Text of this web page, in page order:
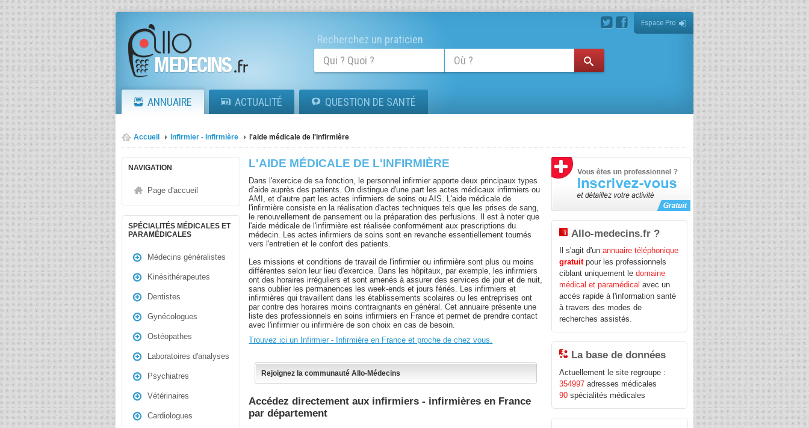
Espace Pro
Recherchez un praticien
ANNUAIRE ACTUALITÉ QUESTION DE SANTÉ
Accueil Infirmier - Infirmière l'aide médicale de l'infirmière
NAVIGATION
Page d'accueil
SPÉCIALITÉS MÉDICALES ET
PARAMÉDICALES
Médecins généralistes
Kinésithérapeutes
Dentistes
Gynécologues
Ostéopathes
Laboratoires d'analyses
Psychiatres
Vétérinaires
Cardiologues
L'AIDE MÉDICALE DE L'INFIRMIÈRE
Dans l'exercice de sa fonction, le personnel infirmier apporte deux principaux types
d'aide auprès des patients. On distingue d'une part les actes médicaux infirmiers ou
AMI, et d'autre part les actes infirmiers de soins ou AIS. L'aide médicale de
l'infirmière consiste en la réalisation d'actes techniques tels que les prises de sang,
le renouvellement de pansement ou la préparation des perfusions. Il est à noter que
l'aide médicale de l'infirmière est réalisée conformément aux prescriptions du
médecin. Les actes infirmiers de soins sont en revanche essentiellement tournés
vers l'entretien et le confort des patients.
Les missions et conditions de travail de l'infirmier ou infirmière sont plus ou moins
différentes selon leur lieu d'exercice. Dans les hôpitaux, par exemple, les infirmiers
ont des horaires irréguliers et sont amenés à assurer des services de jour et de nuit,
sans oublier les permanences les week-ends et jours fériés. Les infirmiers et
infirmières qui travaillent dans les établissements scolaires ou les entreprises ont
par contre des horaires moins contraignants en général. Cet annuaire présente une
liste des professionnels en soins infirmiers en France et permet de prendre contact
avec l'infirmier ou infirmière de son choix en cas de besoin.
Trouvez ici un Infirmier - Infirmière en France et proche de chez vous.
Rejoignez la communauté Allo-Médecins
Accédez directement aux infirmiers - infirmières en France
par département
Allo-medecins.fr ?
Il s'agit d'unannuaire téléphonique
gratuitpour les professionnels
ciblant uniquement ledomaine
médical et paramédical avec un
accès rapide à l'information santé
à travers des modes de
recherches assistés.
La base de données
Actuellement le site regroupe :
354997 adresses médicales
90 spécialités médicales